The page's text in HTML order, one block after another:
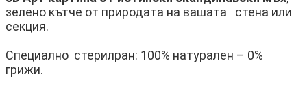
зелено кътче от природата на вашата стена или
секция.
Специално стерилран: 100% натурален – 0%
грижи.